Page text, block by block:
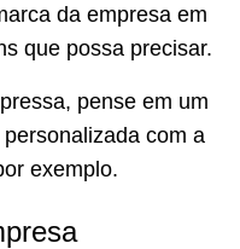
da empresa em
que possa precisar.
pense em um
com a
exemplo.